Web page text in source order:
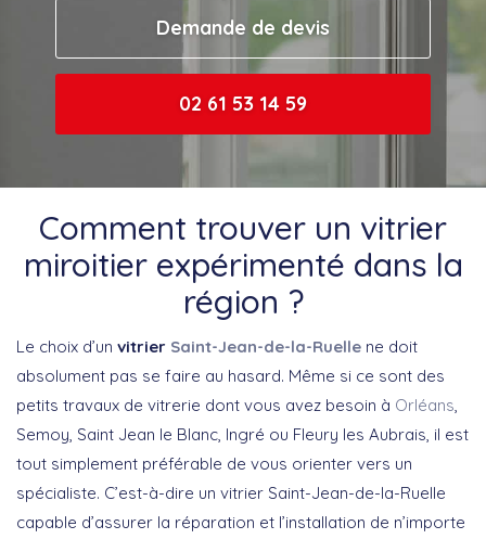
Demande de devis
02 61 53 14 59
Comment trouver un vitrier
miroitier expérimenté dans la
région ?
Le choix d’un vitrier Saint-Jean-de-la-Ruelle ne doit
absolument pas se faire au hasard. Même si ce sont des
petits travaux de vitrerie dont vous avez besoin à Orléans
Semoy, Saint Jean le Blanc, Ingré ou Fleury les Aubrais, il est
tout simplement préférable de vous orienter vers un
spécialiste. C’est-à-dire un vitrier Saint-Jean-de-la-Ruelle
capable d’assurer la réparation et l’installation de n’importe